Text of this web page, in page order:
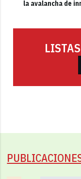
la avalancha de